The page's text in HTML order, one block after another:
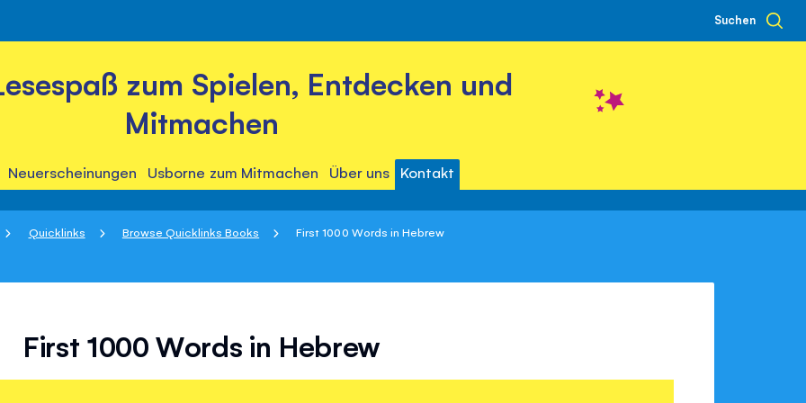
Suchen
zum Spielen, Entdecken und
Mitmachen
Neuerscheinungen Usborne zum Mitmachen Über uns Kontakt
Quicklinks Browse Quicklinks Books First 1000 Words in Hebrew
First 1000 Words in Hebrew